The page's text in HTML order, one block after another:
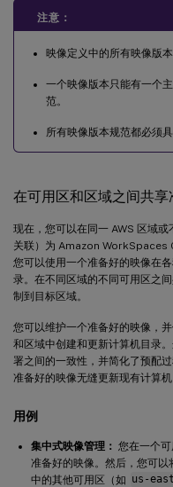
注意：
映像定义中的所有映像版
一个映像版本只能有一个
范。
所有映像版本规范都必须
在可用区和区域之间共享
现在，您可以在同一 AWS 区域
关联）为 Amazon WorkSpaces
您可以使用一个准备好的映像在
录。在不同区域的不同可用区之
制到目标区域。
您可以维护一个准备好的映像，
和区域中创建和更新计算机目录
署之间的一致性，并简化了预配
准备好的映像无缝更新现有计算机
用例
集中式映像管理： 您在一个可
准备好的映像。然后，您可以
中的其他可用区（如 us-